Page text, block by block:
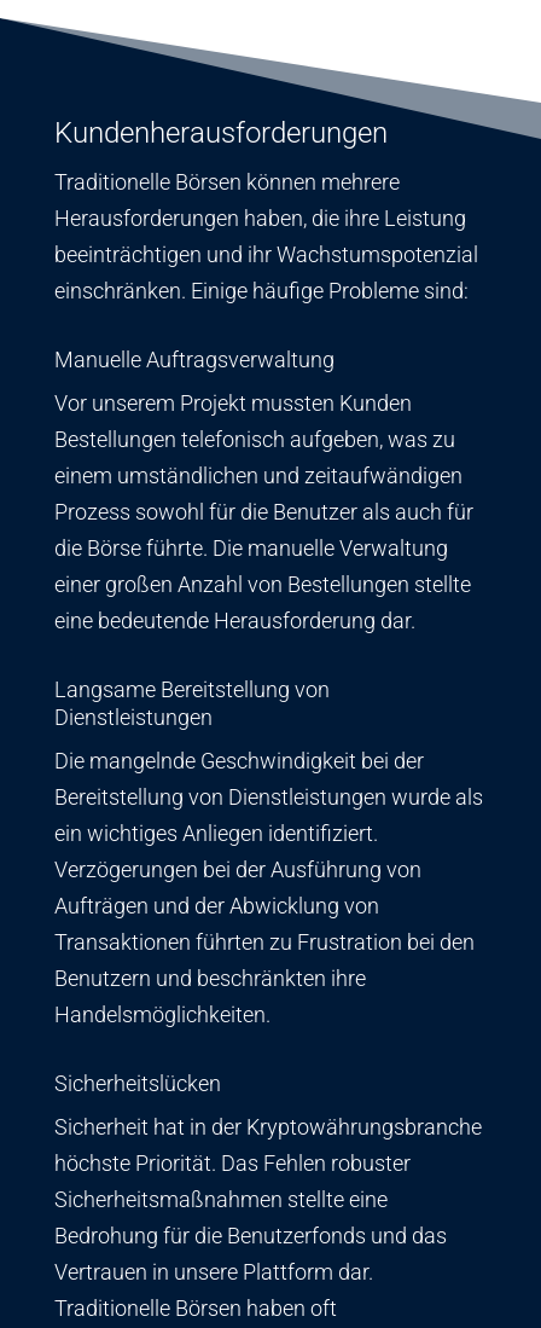
Kundenherausforderungen
Traditionelle Börsen können mehrere
Herausforderungen haben, die ihre Leistung
beeinträchtigen und ihr Wachstumspotenzial
einschränken. Einige häufige Probleme sind:
Manuelle Auftragsverwaltung
Vor unserem Projekt mussten Kunden
Bestellungen telefonisch aufgeben, was zu
einem umständlichen und zeitaufwändigen
Prozess sowohl für die Benutzer als auch für
die Börse führte. Die manuelle Verwaltung
einer großen Anzahl von Bestellungen stellte
eine bedeutende Herausforderung dar.
Langsame Bereitstellung von
Dienstleistungen
Die mangelnde Geschwindigkeit bei der
Bereitstellung von Dienstleistungen wurde als
ein wichtiges Anliegen identifiziert.
Verzögerungen bei der Ausführung von
Aufträgen und der Abwicklung von
Transaktionen führten zu Frustration bei den
Benutzern und beschränkten ihre
Handelsmöglichkeiten.
Sicherheitslücken
Sicherheit hat in der Kryptowährungsbranche
höchste Priorität. Das Fehlen robuster
Sicherheitsmaßnahmen stellte eine
Bedrohung für die Benutzerfonds und das
Vertrauen in unsere Plattform dar.
Traditionelle Börsen haben oft